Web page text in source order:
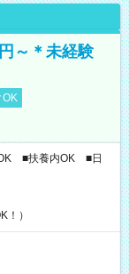
～＊未経験
OK
■扶養内OK ■日
！）